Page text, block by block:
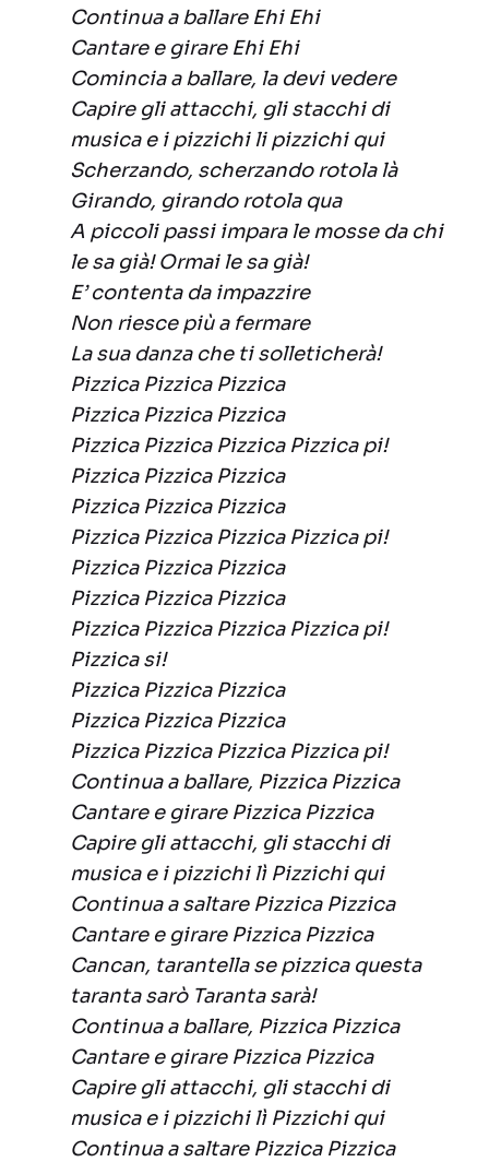
Continua a ballare Ehi Ehi
Cantare e girare Ehi Ehi
Comincia a ballare, la devi vedere
Capire gli attacchi, gli stacchi di
musica e i pizzichi li pizzichi qui
Scherzando, scherzando rotola là
Girando, girando rotola qua
A piccoli passi impara le mosse da chi
le sa già! Ormai le sa già!
E’ contenta da impazzire
Non riesce più a fermare
La sua danza che ti solleticherà!
Pizzica Pizzica Pizzica
Pizzica Pizzica Pizzica
Pizzica Pizzica Pizzica Pizzica pi!
Pizzica Pizzica Pizzica
Pizzica Pizzica Pizzica
Pizzica Pizzica Pizzica Pizzica pi!
Pizzica Pizzica Pizzica
Pizzica Pizzica Pizzica
Pizzica Pizzica Pizzica Pizzica pi!
Pizzica si!
Pizzica Pizzica Pizzica
Pizzica Pizzica Pizzica
Pizzica Pizzica Pizzica Pizzica pi!
Continua a ballare, Pizzica Pizzica
Cantare e girare Pizzica Pizzica
Capire gli attacchi, gli stacchi di
musica e i pizzichi lì Pizzichi qui
Continua a saltare Pizzica Pizzica
Cantare e girare Pizzica Pizzica
Cancan, tarantella se pizzica questa
taranta sarò Taranta sarà!
Continua a ballare, Pizzica Pizzica
Cantare e girare Pizzica Pizzica
Capire gli attacchi, gli stacchi di
musica e i pizzichi lì Pizzichi qui
Continua a saltare Pizzica Pizzica